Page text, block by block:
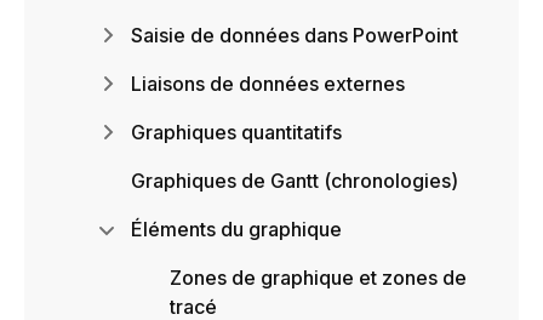
Saisie de données dans PowerPoint
Liaisons de données externes
Graphiques quantitatifs
Graphiques de Gantt (chronologies)
Éléments du graphique
Zones de graphique et zones de
tracé